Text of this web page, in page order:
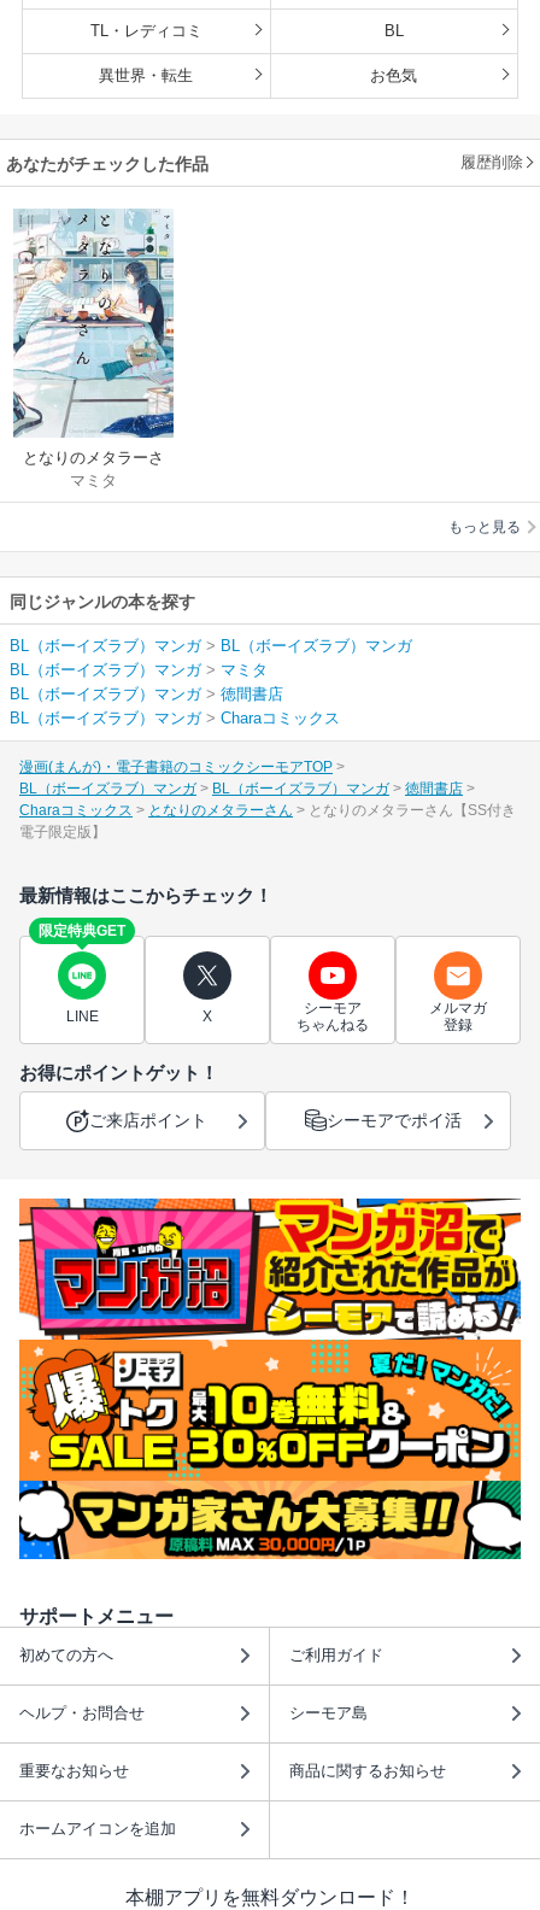
TL・レディコミ BL
異世界・転生 お色気
あなたがチェックした作品 履歴削除
となりのメタラーさ
ん
マミタ
もっと見る
同じジャンルの本を探す
BL（ボーイズラブ）マンガ> BL（ボーイズラブ）マンガ
BL（ボーイズラブ）マンガ> マミタ
BL（ボーイズラブ）マンガ> 徳間書店
BL（ボーイズラブ）マンガ> Charaコミックス
漫画(まんが)・電子書籍のコミックシーモアTOP
BL（ボーイズラブ）マンガ
BL（ボーイズラブ）マンガ
徳間書店
Charaコミックス
となりのメタラーさん
となりのメタラーさん【SS付き
電子限定版】
最新情報はここからチェック！
限定特典GET
LINE X
シーモア
ちゃんねる
メルマガ
登録
お得にポイントゲット！
ご来店ポイント シーモアでポイ活
サポートメニュー
初めての方へ ご利用ガイド
ヘルプ・お問合せ シーモア島
重要なお知らせ 商品に関するお知らせ
ホームアイコンを追加
本棚アプリを無料ダウンロード！